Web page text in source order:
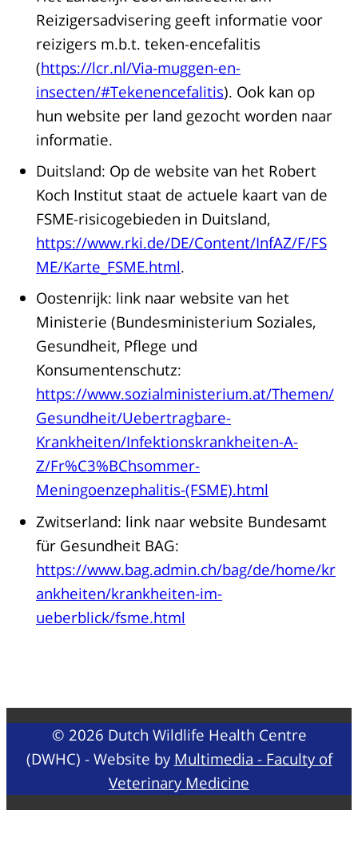
Reizigersadvisering geeft informatie voor
reizigers m.b.t. teken-encefalitis
(https://lcr.nl/Via-muggen-en-
insecten/#Tekenencefalitis). Ook kan op
hun website per land gezocht worden naar
informatie.
Duitsland: Op de website van het Robert
Koch Institut staat de actuele kaart van de
FSME-risicogebieden in Duitsland,
https://www.rki.de/DE/Content/InfAZ/F/FS
ME/Karte_FSME.html.
Oostenrijk: link naar website van het
Ministerie (Bundesministerium Soziales,
Gesundheit, Pflege und
Konsumentenschutz:
https://www.sozialministerium.at/Themen/
Gesundheit/Uebertragbare-
Krankheiten/Infektionskrankheiten-A-
Z/Fr%C3%BChsommer-
Meningoenzephalitis-(FSME).html
Zwitserland: link naar website Bundesamt
für Gesundheit BAG:
https://www.bag.admin.ch/bag/de/home/kr
ankheiten/krankheiten-im-
ueberblick/fsme.html
© 2026 Dutch Wildlife Health Centre
(DWHC) - Website by Multimedia - Faculty of
Veterinary Medicine